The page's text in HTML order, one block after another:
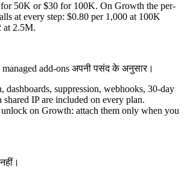
for 50K or $30 for 100K. On Growth the per-
at every step: $0.80 per 1,000 at 100K
at 2.5M.
managed add-ons अपनी पसंद के अनुसार।
dashboards, suppression, webhooks, 30-day
shared IP are included on every plan.
on Growth: attach them only when you